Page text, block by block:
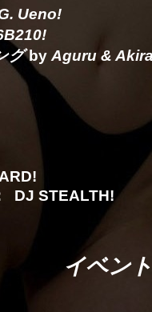
Ueno!
グby Aguru &
DJ STEALTH!
イベン